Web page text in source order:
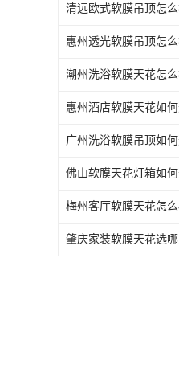
清远欧式软膜吊顶怎
惠州透光软膜吊顶怎
潮州洗浴软膜天花怎
惠州酒店软膜天花如
广州洗浴软膜吊顶如
佛山软膜天花灯箱如
梅州客厅软膜天花怎
肇庆家装软膜天花选